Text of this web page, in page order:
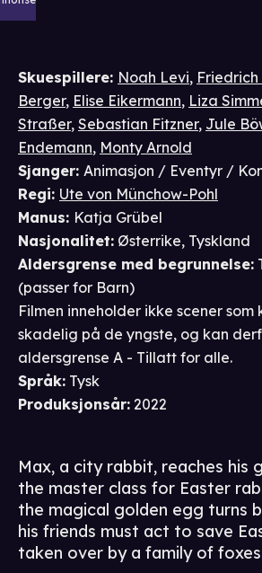
Skuespillere: Noah Levi, Friedrich
Berger, Elise Eikermann, Liza
Straßer, Sebastian Fitzner, Jule
Endemann, Monty Arnold
Sjanger: Animasjon / Eventyr /
Regi: Ute von Münchow-Pohl
Manus: Katja Grübel
Nasjonalitet: Østerrike, Tyskland
Aldersgrense med begrunnelse:
(passer for Barn)
Filmen inneholder ikke scener som
skadelig på de yngste, og kan
aldersgrense A - Tillatt for alle.
Språk: Tysk
Produksjonsår: 2022
Max, a city rabbit, reaches his
the master class for Easter
the magical golden egg turns
his friends must act to save
taken over by a family of